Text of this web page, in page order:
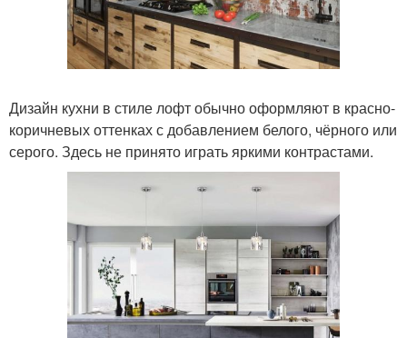
Дизайн кухни в стиле лофт обычно оформляют в красно-
коричневых оттенках с добавлением белого, чёрного или
серого. Здесь не принято играть яркими контрастами.